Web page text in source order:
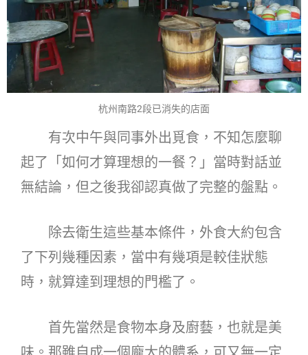
杭州南路2段已消失的店面
有次中午與同事外出覓食，不知怎麼聊
起了「如何才算理想的一餐？」當時對話並
無結論，但之後我卻認真做了完整的盤點。
除去衛生這些基本條件，外食大約包含
了下列幾種因素，當中有幾項是較佳狀態
時，就算達到理想的門檻了。
首先當然是食物本身及廚藝，也就是美